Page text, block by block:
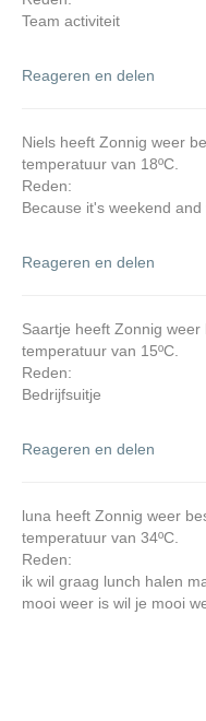
Team activiteit
Reageren en delen
Niels heeft Zonnig weer
temperatuur van 18ºC.
Reden:
Because it's weekend
Reageren en delen
Saartje heeft Zonnig
temperatuur van 15ºC.
Reden:
Bedrijfsuitje
Reageren en delen
luna heeft Zonnig weer
temperatuur van 34ºC.
Reden:
ik wil graag lunch halen
mooi weer is wil je mooi